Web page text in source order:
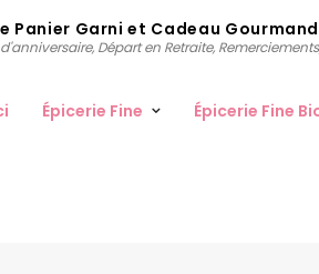
Panier Garni et Cadeau Gourmand
Départ en Retraite,
Épicerie Fine Épicerie Fine